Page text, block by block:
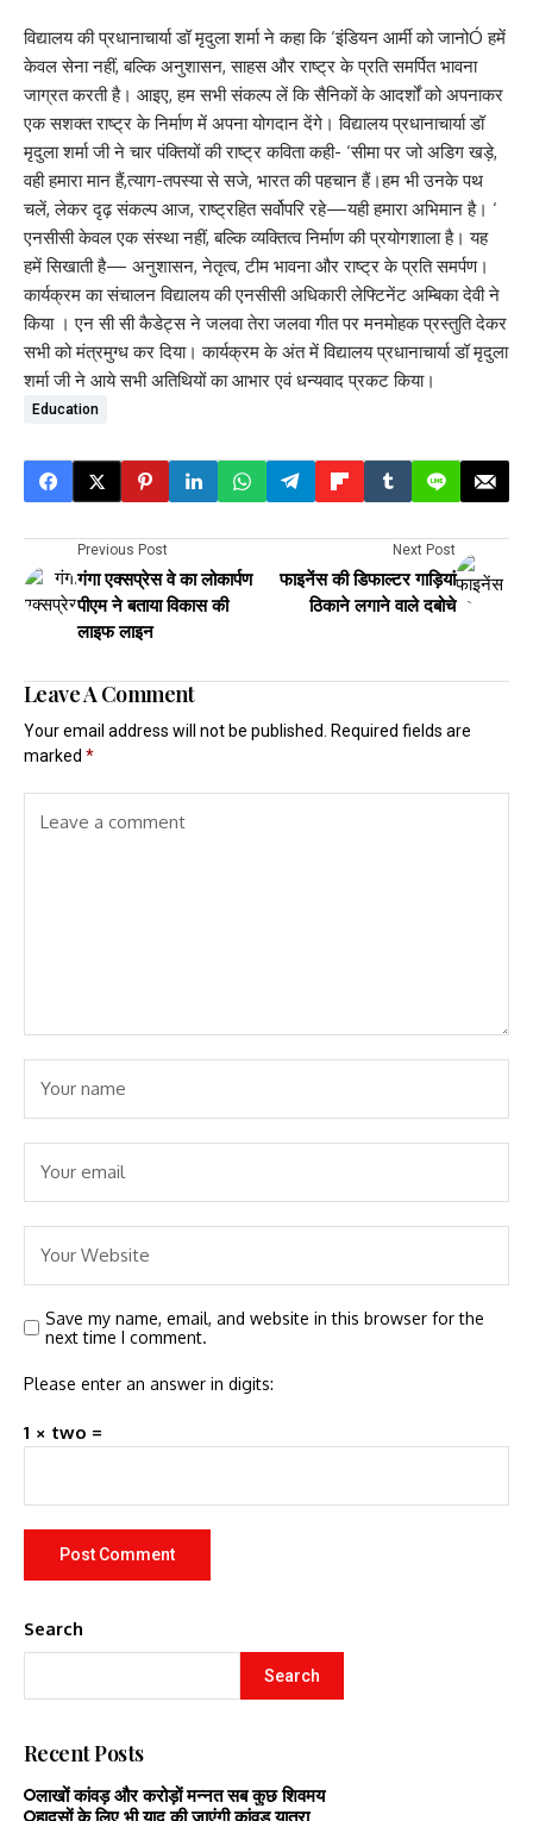
विद्यालय की प्रधानाचार्या डॉ मृदुला शर्मा ने कहा कि ‘इंडियन आर्मी को जानोÓ हमें
केवल सेना नहीं, बल्कि अनुशासन, साहस और राष्ट्र के प्रति समर्पित भावना
जाग्रत करती है। आइए, हम सभी संकल्प लें कि सैनिकों के आदर्शों को अपनाकर
एक सशक्त राष्ट्र के निर्माण में अपना योगदान देंगे। विद्यालय प्रधानाचार्या डॉ
मृदुला शर्मा जी ने चार पंक्तियों की राष्ट्र कविता कही- ‘सीमा पर जो अडिग खड़े,
वही हमारा मान हैं,त्याग-तपस्या से सजे, भारत की पहचान हैं।हम भी उनके पथ
चलें, लेकर दृढ़ संकल्प आज, राष्ट्रहित सर्वोपरि रहे—यही हमारा अभिमान है। ‘
एनसीसी केवल एक संस्था नहीं, बल्कि व्यक्तित्व निर्माण की प्रयोगशाला है। यह
हमें सिखाती है— अनुशासन, नेतृत्व, टीम भावना और राष्ट्र के प्रति समर्पण।
कार्यक्रम का संचालन विद्यालय की एनसीसी अधिकारी लेफ्टिनेंट अम्बिका देवी ने
किया । एन सी सी कैडेट्स ने जलवा तेरा जलवा गीत पर मनमोहक प्रस्तुति देकर
सभी को मंत्रमुग्ध कर दिया। कार्यक्रम के अंत में विद्यालय प्रधानाचार्या डॉ मृदुला
शर्मा जी ने आये सभी अतिथियों का आभार एवं धन्यवाद प्रकट किया।
Education
Previous Post
गंगा एक्सप्रेस वे का लोकार्पण
पीएम ने बताया विकास की
लाइफ लाइन
Next Post
फाइनेंस की डिफाल्टर गाड़ियां
ठिकाने लगाने वाले दबोचे
Leave A Comment
Your email address will not be published.
Required fields are
marked *
Save my name, email, and website in this browser for the
next time I comment.
Please enter an answer in digits:
1 × two =
Search
Search
Recent Posts
लाखों कांवड़ और करोड़ों मन्नत सब कुछ शिवमय
हादसों के लिए भी याद की जाएंगी कांवड़ यात्रा